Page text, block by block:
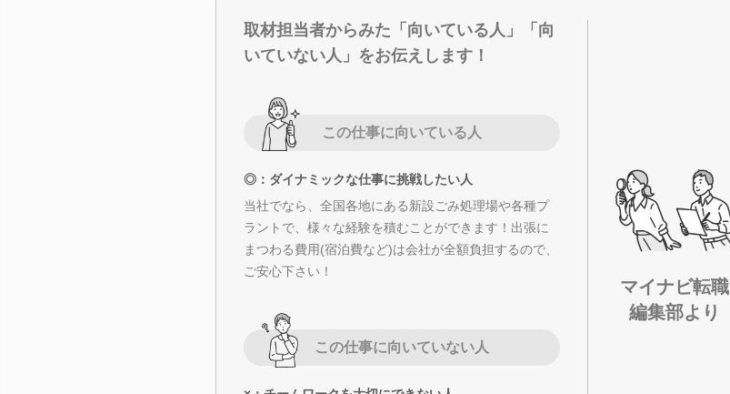
取材担当者からみた「向いている人」「向
いていない人」をお伝えします！
この仕事に向いている人
◎：ダイナミックな仕事に挑戦したい人
当社でなら、全国各地にある新設ごみ処理場や各種プ
ラントで、様々な経験を積むことができます！出張に
まつわる費用(宿泊費など)は会社が全額負担するので、
ご安心下さい！
この仕事に向いていない人
マイナビ転職
編集部より